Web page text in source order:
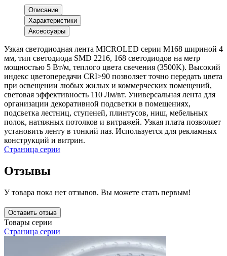
Описание
Характеристики
Аксессуары
Узкая светодиодная лента MICROLED серии M168 шириной 4
мм, тип светодиода SMD 2216, 168 светодиодов на метр
мощностью 5 Вт/м, теплого цвета свечения (3500K). Высокий
индекс цветопередачи CRI>90 позволяет точно передать цвета
при освещении любых жилых и коммерческих помещений,
световая эффективность 110 Лм/вт. Универсальная лента для
организации декоративной подсветки в помещениях,
подсветка лестниц, ступеней, плинтусов, ниш, мебельных
полок, натяжных потолков и витражей. Узкая плата позволяет
установить ленту в тонкий паз. Используется для рекламных
конструкций и витрин.
Страница серии
Отзывы
У товара пока нет отзывов. Вы можете стать первым!
Оставить отзыв
Товары серии
Страница серии